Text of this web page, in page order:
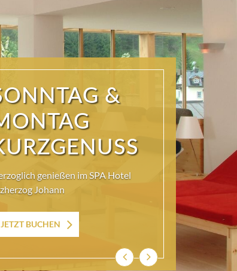
Urlaub und
mit ECHTEM
Lebensgefühl
ZurückWeiter